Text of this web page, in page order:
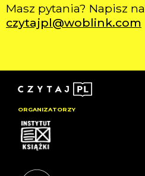
Masz pytania? Napisz na
czytajpl@woblink.com
ORGANIZATORZY